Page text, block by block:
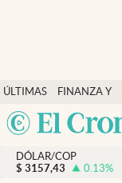
ÚLTIMAS
NOTICIAS
FINANZA Y
ECONOMÍA
Salud y nutrición
Vida espiritual
Actualidad
DÓLAR/COP
$ 3157,43 0.13%